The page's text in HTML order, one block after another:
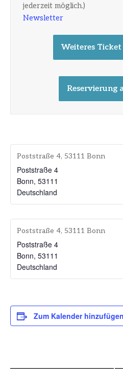
jederzeit möglich.)
Newsletter
Weiteres
Reservierung
Poststraße 4, 53111 Bonn
Poststraße 4
Bonn, 53111
Deutschland
Poststraße 4, 53111 Bonn
Poststraße 4
Bonn, 53111
Deutschland
Zum Kalender hinzufügen